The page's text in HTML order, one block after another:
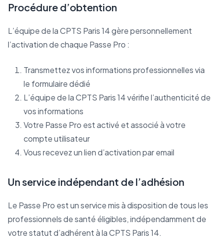
Procédure d’obtention
L’équipe de la CPTS Paris 14 gère personnellement
l’activation de chaque Passe Pro :
Transmettez vos informations professionnelles via
le formulaire dédié
L’équipe de la CPTS Paris 14 vérifie l’authenticité de
vos informations
Votre Passe Pro est activé et associé à votre
compte utilisateur
Vous recevez un lien d’activation par email
Un service indépendant de l’adhésion
Le Passe Pro est un service mis à disposition de tous les
professionnels de santé éligibles, indépendamment de
votre statut d’adhérent à la CPTS Paris 14.